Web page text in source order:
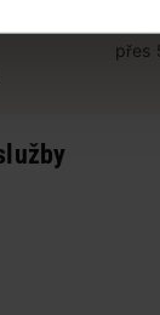
přes